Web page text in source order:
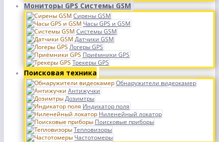
Мониторы GPS Системы GSM
Сирены GSM
Часы GPS и GSM
Системы GSM
Датчики GSM
Логеры GPS
Приёмники GPS
Трекеры GPS
Поисковая техника
Обнаружители видеокамер
Антижучки
Дозимтры
Индикатор поля
Ниленейный локатор
Поисковые приборы
Тепловизоры
Частотомеры